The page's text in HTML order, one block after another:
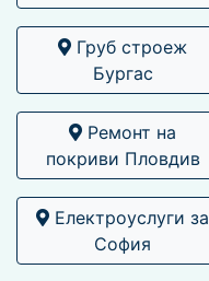
Груб строеж
Бургас
Ремонт на
покриви Пловдив
Електроуслуги за
София